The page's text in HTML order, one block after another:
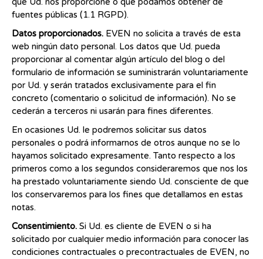
fuentes públicas (1.1 RGPD).
Datos proporcionados. EVEN no solicita a través de esta
web ningún dato personal. Los datos que Ud. pueda
proporcionar al comentar algún artículo del blog o del
formulario de información se suministrarán voluntariamente
por Ud. y serán tratados exclusivamente para el fin
concreto (comentario o solicitud de información). No se
cederán a terceros ni usarán para fines diferentes.
En ocasiones Ud. le podremos solicitar sus datos
personales o podrá informarnos de otros aunque no se lo
hayamos solicitado expresamente. Tanto respecto a los
primeros como a los segundos consideraremos que nos los
ha prestado voluntariamente siendo Ud. consciente de que
los conservaremos para los fines que detallamos en estas
notas.
Consentimiento. Si Ud. es cliente de EVEN o si ha
solicitado por cualquier medio información para conocer las
condiciones contractuales o precontractuales de EVEN, no